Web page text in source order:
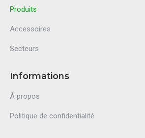
Produits
Accessoires
Secteurs
Informations
À propos
Politique de confidentialité